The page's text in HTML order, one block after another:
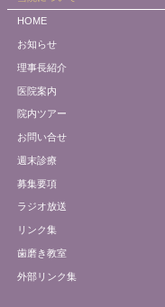
HOME
お知らせ
理事長紹介
医院案内
院内ツアー
お問い合せ
週末診療
募集要項
ラジオ放送
リンク集
歯磨き教室
外部リンク集